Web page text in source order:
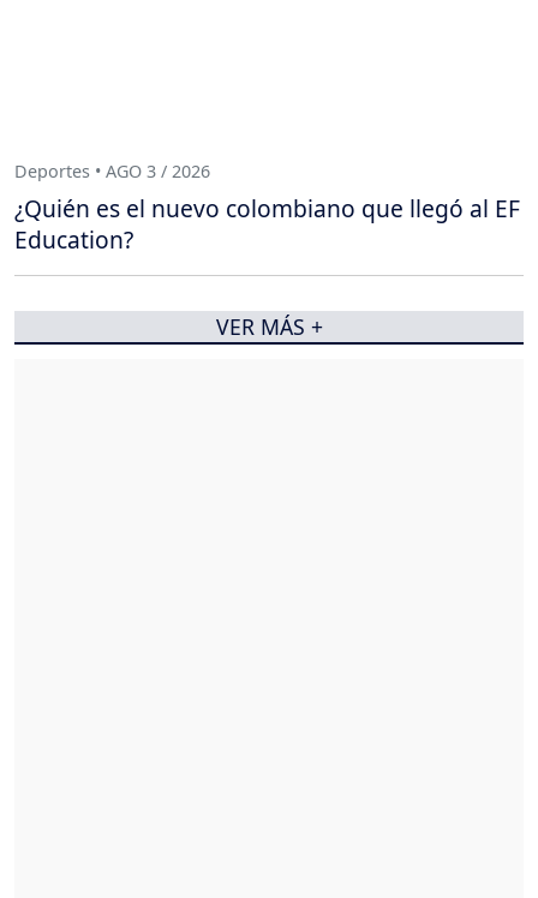
Deportes • AGO 3 / 2026
¿Quién es el nuevo colombiano que llegó al EF
Education?
VER MÁS +